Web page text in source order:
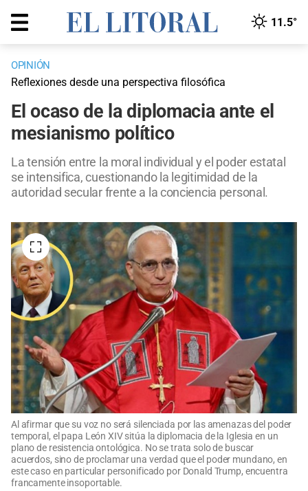
11.5°
OPINIÓN
Reflexiones desde una perspectiva filosófica
El ocaso de la diplomacia ante el
mesianismo político
La tensión entre la moral individual y el poder estatal
se intensifica, cuestionando la legitimidad de la
autoridad secular frente a la conciencia personal.
Al afirmar que su voz no será silenciada por las amenazas del poder
temporal, el papa León XIV sitúa la diplomacia de la Iglesia en un
plano de resistencia ontológica. No se trata solo de buscar
acuerdos, sino de proclamar una verdad que el poder mundano, en
este caso en particular personificado por Donald Trump, encuentra
francamente insoportable.